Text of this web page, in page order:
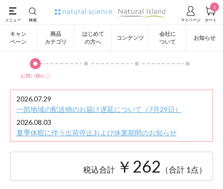
1
キャン
ペーン
商品
カテゴリ
はじめて
の方へ
コンテンツ
会社に
ついて
お知らせ
お買い物かご
2026.07.29
一部地域の配送物のお届け遅延について（7月29日）
2026.08.03
夏季休暇に伴う出荷停止および休業期間のお知らせ
税込合計 ￥262 （合計 1点）